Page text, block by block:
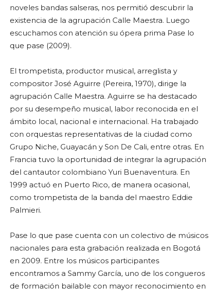
noveles bandas salseras, nos permitió descubrir la
existencia de la agrupación Calle Maestra. Luego
escuchamos con atención su ópera prima Pase lo
que pase (2009).
El trompetista, productor musical, arreglista y
compositor José Aguirre (Pereira, 1970), dirige la
agrupación Calle Maestra. Aguirre se ha destacado
por su desempeño musical, labor reconocida en el
ámbito local, nacional e internacional. Ha trabajado
con orquestas representativas de la ciudad como
Grupo Niche, Guayacán y Son De Cali, entre otras. En
Francia tuvo la oportunidad de integrar la agrupación
del cantautor colombiano Yuri Buenaventura. En
1999 actuó en Puerto Rico, de manera ocasional,
como trompetista de la banda del maestro Eddie
Palmieri.
Pase lo que pase cuenta con un colectivo de músicos
nacionales para esta grabación realizada en Bogotá
en 2009. Entre los músicos participantes
encontramos a Sammy García, uno de los congueros
de formación bailable con mayor reconocimiento en